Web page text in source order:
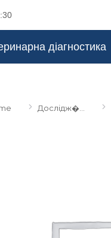
діагностика
here: Дослідж�…